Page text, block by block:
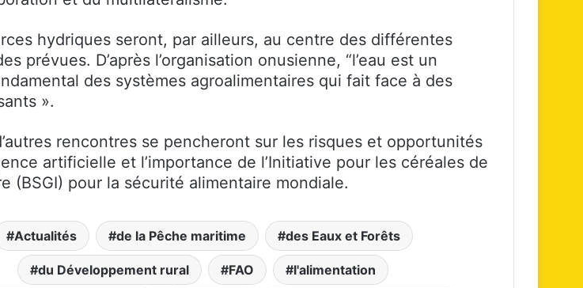
hydriques seront, par ailleurs, au centre des différentes
prévues. D’après l’organisation onusienne, “l’eau est un
des systèmes agroalimentaires qui fait face à des
».
rencontres se pencheront sur les risques et opportunités
artificielle et l’importance de l’Initiative pour les céréales de
(BSGI) pour la sécurité alimentaire mondiale.
Actualités de la Pêche maritime des Eaux et Forêts
du Développement rural FAO l'alimentation